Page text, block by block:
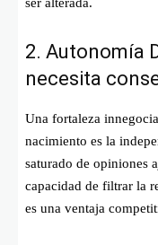
2. Autonomía
necesita
Una fortaleza
nacimiento es la
saturado de opiniones
capacidad de filtrar la
es una ventaja